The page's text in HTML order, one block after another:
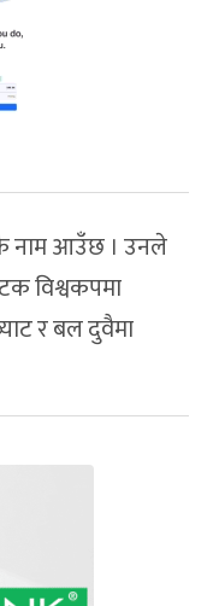
नाम आउँछ । उनले
विश्वकपमा
र बल दुवैमा